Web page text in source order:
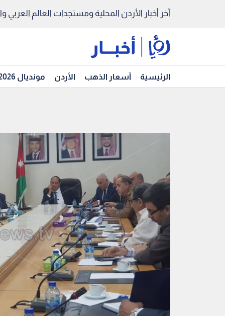
آخر أخبار الأردن المحلية ومستجدات العالم العربي
الرئيسية أسعار الذهب الأردن مونديال 2026